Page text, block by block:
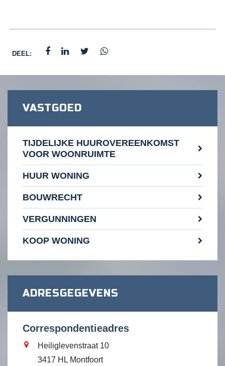
DEEL:
VASTGOED
TIJDELIJKE HUUROVEREENKOMST
VOOR WOONRUIMTE
HUUR WONING
BOUWRECHT
VERGUNNINGEN
KOOP WONING
ADRESGEGEVENS
Correspondentieadres
Heiliglevenstraat 10
3417 HL Montfoort